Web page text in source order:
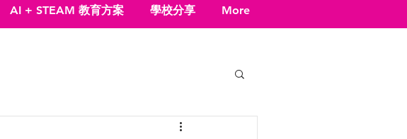
AI + STEAM 教育方案 學校分享 More